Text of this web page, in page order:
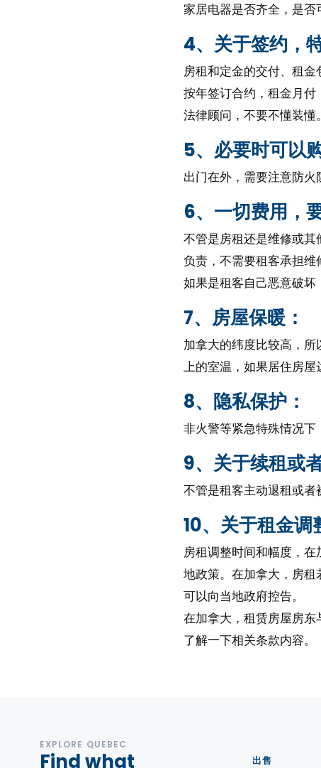
家居电器是否齐全，是否
4、关于签约，
房租和定金的交付、租
按年签订合约，租金月
法律顾问，不要不懂装懂。
5、必要时可以
出门在外，需要注意防火
6、一切费用，
不管是房租还是维修或
负责，不需要租客承担维
如果是租客自己恶意破坏
7、房屋保暖：
加拿大的纬度比较高，
上的室温，如果居住房屋
8、隐私保护：
非火警等紧急特殊情况下
9、关于续租或
不管是租客主动退租或者
10、关于租金调
房租调整时间和幅度，
地政策。在加拿大，房
可以向当地政府控告。
在加拿大，租赁房屋房
了解一下相关条款内容。
EXPLORE QUEBEC
Find what 出售